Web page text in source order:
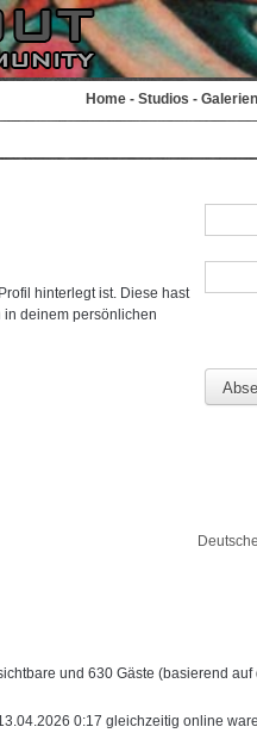
Home - Studios - Galerien
hinterlegt ist. Diese hast
deinem persönlichen
und 630 Gäste (basierend auf
0:17 gleichzeitig online